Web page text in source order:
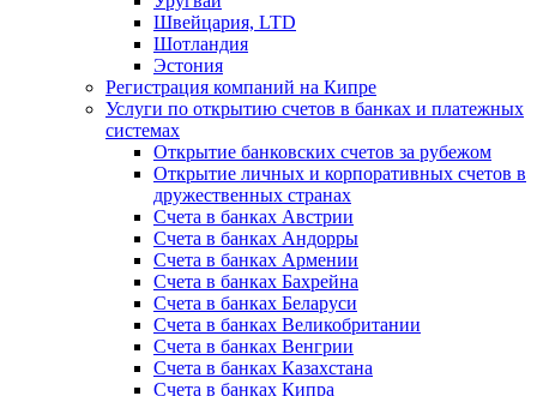
Швейцария, LTD
Шотландия
Эстония
Регистрация компаний на Кипре
Услуги по открытию счетов в банках и платежных
системах
Открытие банковских счетов за рубежом
Открытие личных и корпоративных счетов в
дружественных странах
Счета в банках Австрии
Счета в банках Андорры
Счета в банках Армении
Счета в банках Бахрейна
Счета в банках Беларуси
Счета в банках Великобритании
Счета в банках Венгрии
Счета в банках Казахстана
Счета в банках Кипра